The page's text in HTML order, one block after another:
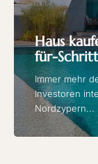
Haus
für-
Immer mehr
Investoren
Nordzypern...